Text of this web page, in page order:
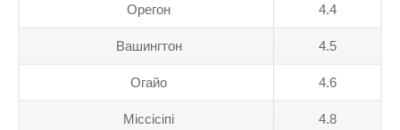
Орегон 4.4
Вашингтон 4.5
Огайо 4.6
Міссісіпі 4.8